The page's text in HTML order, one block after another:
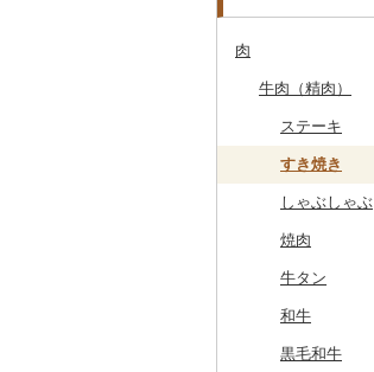
肉
牛肉（精肉）
ステーキ
すき焼き
しゃぶしゃぶ
焼肉
牛タン
和牛
黒毛和牛